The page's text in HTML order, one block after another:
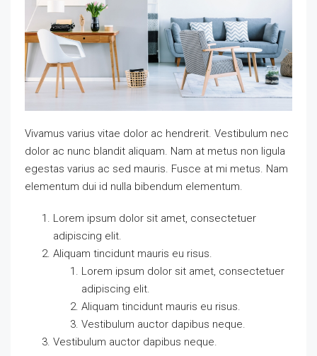
Vivamus varius vitae dolor ac hendrerit. Vestibulum nec
dolor ac nunc blandit aliquam. Nam at metus non ligula
egestas varius ac sed mauris. Fusce at mi metus. Nam
elementum dui id nulla bibendum elementum.
Lorem ipsum dolor sit amet, consectetuer
adipiscing elit.
Aliquam tincidunt mauris eu risus.
Lorem ipsum dolor sit amet, consectetuer
adipiscing elit.
Aliquam tincidunt mauris eu risus.
Vestibulum auctor dapibus neque.
Vestibulum auctor dapibus neque.